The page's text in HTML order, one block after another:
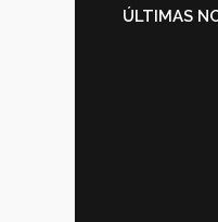
ÚLTIMAS